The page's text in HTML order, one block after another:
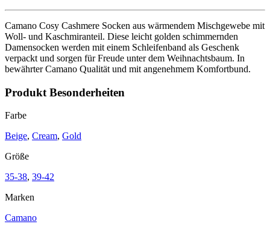
Camano Cosy Cashmere Socken aus wärmendem Mischgewebe mit
Woll- und Kaschmiranteil. Diese leicht golden schimmernden
Damensocken werden mit einem Schleifenband als Geschenk
verpackt und sorgen für Freude unter dem Weihnachtsbaum. In
bewährter Camano Qualität und mit angenehmem Komfortbund.
Produkt Besonderheiten
Farbe
Beige, Cream, Gold
Größe
35-38, 39-42
Marken
Camano